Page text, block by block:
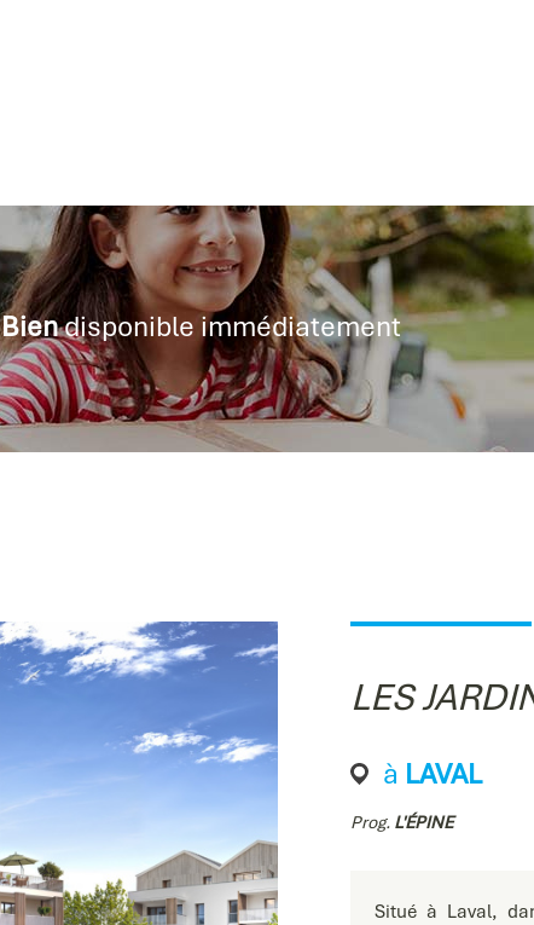
Biendisponible immédiatement
LES
à LAVAL
Prog. L'ÉPINE
Situé à Laval,